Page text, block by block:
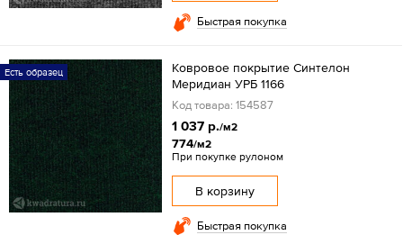
Быстрая покупка
Есть образец
Ковровое покрытие Синтелон
Меридиан УРБ 1166
Код товара: 154587
1 037 р./м2
774/м2
При покупке рулоном
В корзину
Быстрая покупка